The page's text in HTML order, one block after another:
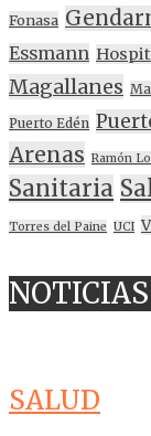
Fonasa
Essmann
Magallanes
Puerto Edén
Arenas Ramón
Sanitaria
Torres del Paine UCI
SALUD